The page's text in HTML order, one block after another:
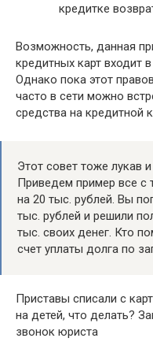
кредитке
Возможность, данная
кредитных карт входит
Однако пока этот
часто в сети можно
средства на кредитной
Этот совет тоже лукав
Приведем пример все с
на 20 тыс. рублей. Вы
тыс. рублей и решили
тыс. своих денег. Кто
счет уплаты долга по
Приставы списали с
на детей, что делать?
звонок юриста